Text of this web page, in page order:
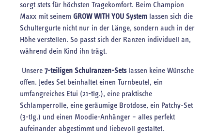
sorgt stets für höchsten Tragekomfort. Beim Champion
Maxx mit seinem GROW WITH YOU System lassen sich die
Schultergurte nicht nur in der Länge, sondern auch in der
Höhe verstellen. So passt sich der Ranzen individuell an,
während dein Kind ihn trägt.
Unsere 7-teiligen Schulranzen-Setslassen keine Wünsche
offen. Jedes Set beinhaltet einen Turnbeutel, ein
umfangreiches Etui (21-tlg.), eine praktische
Schlamperrolle, eine geräumige Brotdose, ein Patchy-Set
(3-tlg.) und einen Moodie-Anhänger – alles perfekt
aufeinander abgestimmt und liebevoll gestaltet.